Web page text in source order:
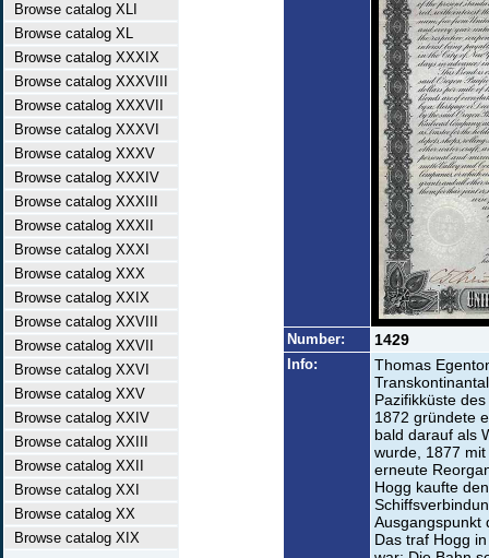
Browse catalog XLI
Browse catalog XL
Browse catalog XXXIX
Browse catalog XXXVIII
Browse catalog XXXVII
Browse catalog XXXVI
Browse catalog XXXV
Browse catalog XXXIV
Browse catalog XXXIII
Browse catalog XXXII
Browse catalog XXXI
Browse catalog XXX
Browse catalog XXIX
Browse catalog XXVIII
Browse catalog XXVII
Browse catalog XXVI
Browse catalog XXV
Browse catalog XXIV
Browse catalog XXIII
Browse catalog XXII
Browse catalog XXI
Browse catalog XX
Browse catalog XIX
Number: 1429
Info:
Thomas
Pazifikküste
1872 gründete
bald darauf als
wurde, 1877
erneute
Hogg kaufte
Ausgangspunkt
Das traf Hogg